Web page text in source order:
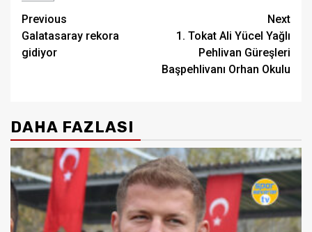
Post
navigation
Previous
Galatasaray rekora
gidiyor
Next
1. Tokat Ali Yücel Yağlı
Pehlivan Güreşleri
Başpehlivanı Orhan Okulu
DAHA FAZLASI